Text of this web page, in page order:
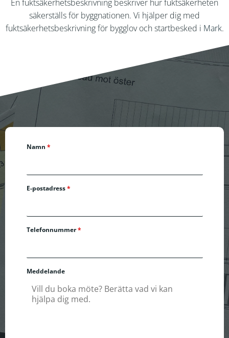
En fuktsäkerhetsbeskrivning beskriver hur fuktsäkerheten
säkerställs för byggnationen. Vi hjälper dig med
fuktsäkerhetsbeskrivning för bygglov och startbesked i Mark.
Namn *
E-postadress*
Telefonnummer*
Meddelande